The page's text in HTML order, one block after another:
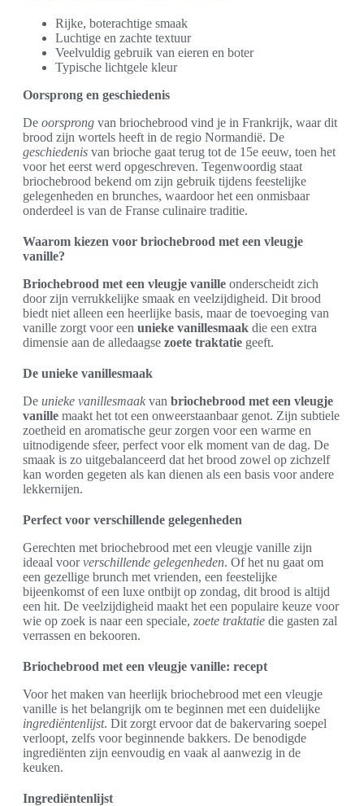
Rijke, boterachtige smaak
Luchtige en zachte textuur
Veelvuldig gebruik van eieren en boter
Typische lichtgele kleur
Oorsprong en geschiedenis
De oorsprong van briochebrood vind je in Frankrijk, waar dit
brood zijn wortels heeft in de regio Normandië. De
geschiedenis van brioche gaat terug tot de 15e eeuw, toen het
voor het eerst werd opgeschreven. Tegenwoordig staat
briochebrood bekend om zijn gebruik tijdens feestelijke
gelegenheden en brunches, waardoor het een onmisbaar
onderdeel is van de Franse culinaire traditie.
Waarom kiezen voor briochebrood met een vleugje
vanille?
Briochebrood met een vleugje vanille onderscheidt zich
door zijn verrukkelijke smaak en veelzijdigheid. Dit brood
biedt niet alleen een heerlijke basis, maar de toevoeging van
vanille zorgt voor een unieke vanillesmaak die een extra
dimensie aan de alledaagse zoete traktatie geeft.
De unieke vanillesmaak
De unieke vanillesmaak van briochebrood met een vleugje
vanille maakt het tot een onweerstaanbaar genot. Zijn subtiele
zoetheid en aromatische geur zorgen voor een warme en
uitnodigende sfeer, perfect voor elk moment van de dag. De
smaak is zo uitgebalanceerd dat het brood zowel op zichzelf
kan worden gegeten als kan dienen als een basis voor andere
lekkernijen.
Perfect voor verschillende gelegenheden
Gerechten met briochebrood met een vleugje vanille zijn
ideaal voorverschillende gelegenheden. Of het nu gaat om
een gezellige brunch met vrienden, een feestelijke
bijeenkomst of een luxe ontbijt op zondag, dit brood is altijd
een hit. De veelzijdigheid maakt het een populaire keuze voor
wie op zoek is naar een speciale, zoete traktatie die gasten zal
verrassen en bekooren.
Briochebrood met een vleugje vanille: recept
Voor het maken van heerlijk briochebrood met een vleugje
vanille is het belangrijk om te beginnen met een duidelijke
ingrediëntenlijst. Dit zorgt ervoor dat de bakervaring soepel
verloopt, zelfs voor beginnende bakkers. De benodigde
ingrediënten zijn eenvoudig en vaak al aanwezig in de
keuken.
Ingrediëntenlijst